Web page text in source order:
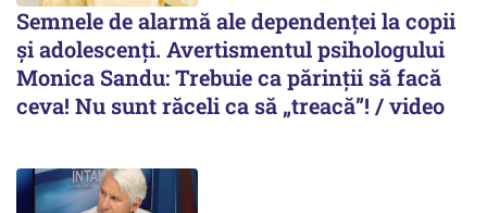
Semnele de alarmă ale dependenței la copii
și adolescenți. Avertismentul psihologului
Monica Sandu: Trebuie ca părinții să facă
ceva! Nu sunt răceli ca să „treacă”! / video